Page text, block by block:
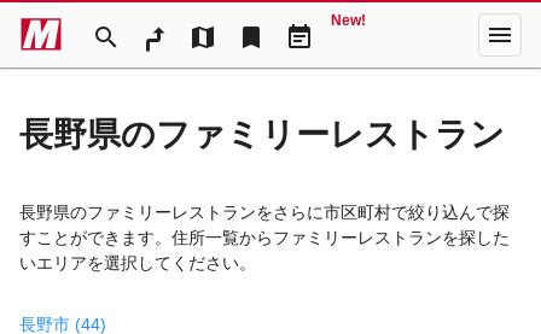
search map bookmark event_note
New! menu
長野県のファミリーレストラン
長野県のファミリーレストランをさらに市区町村で絞り込んで探
すことができます。住所一覧からファミリーレストランを探した
いエリアを選択してください。
長野市 (44)